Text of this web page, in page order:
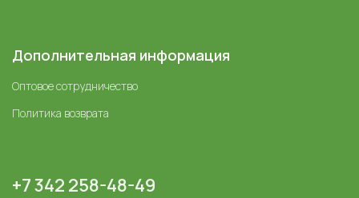
Дополнительная информация
Оптовое сотрудничество
Политика возврата
+7 342 258-48-49